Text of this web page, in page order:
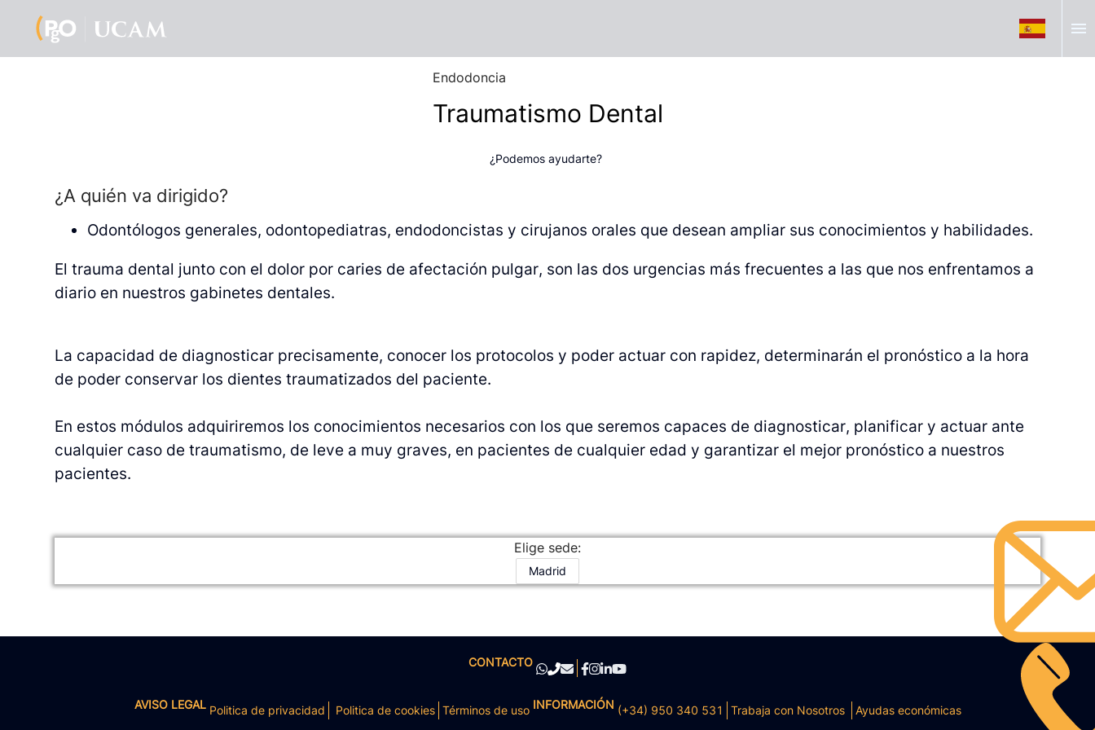
menu
Endodoncia
Traumatismo Dental
¿Podemos ayudarte?
¿A quién va dirigido?
Odontólogos generales, odontopediatras, endodoncistas y cirujanos orales que desean ampliar sus conocimientos y habilidades.
El trauma dental junto con el dolor por caries de afectación pulgar, son las dos urgencias más frecuentes a las que nos enfrentamos a
diario en nuestros gabinetes dentales.
La capacidad de diagnosticar precisamente, conocer los protocolos y poder actuar con rapidez, determinarán el pronóstico a la hora
de poder conservar los dientes traumatizados del paciente.
En estos módulos adquiriremos los conocimientos necesarios con los que seremos capaces de diagnosticar, planificar y actuar ante
cualquier caso de traumatismo, de leve a muy graves, en pacientes de cualquier edad y garantizar el mejor pronóstico a nuestros
pacientes.
Elige sede:
Madrid
CONTACTO
AVISO LEGALPolitica de privacidad Politica de cookies Términos de uso INFORMACIÓN (+34) 950 340 531 Trabaja con Nosotros Ayudas económicas